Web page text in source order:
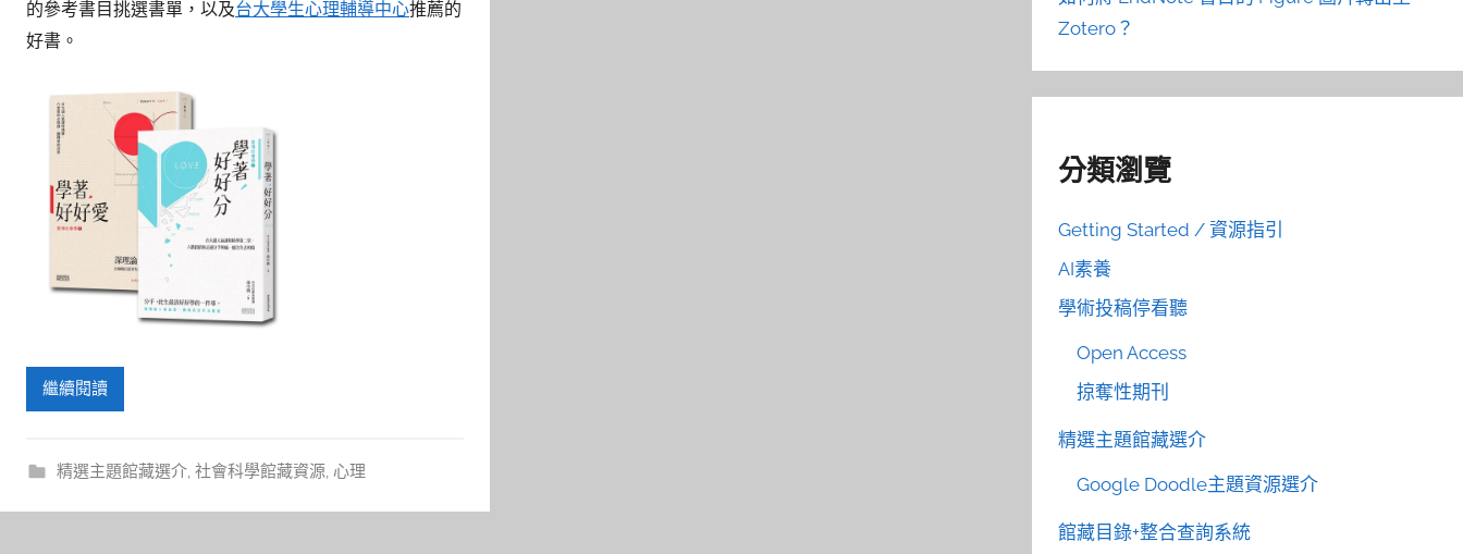
的參考書目挑選書單，以及台大學生心理輔導中心推薦的
好書。
繼續閱讀
精選主題館藏選介, 社會科學館藏資源, 心理
Zotero？
分類瀏覽
Getting Started / 資源指引
AI素養
學術投稿停看聽
Open Access
掠奪性期刊
精選主題館藏選介
Google Doodle主題資源選介
館藏目錄+整合查詢系統